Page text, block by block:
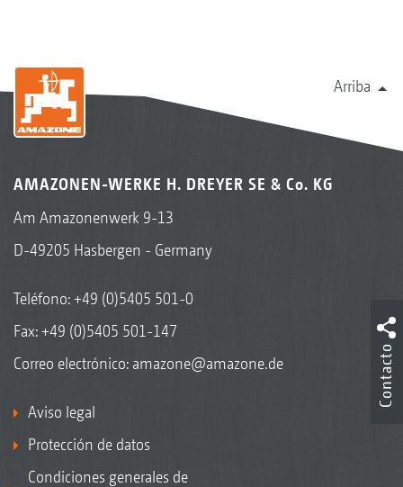
Arriba
AMAZONEN-WERKE H. DREYER SE & Co. KG
Am Amazonenwerk 9-13
D-49205 Hasbergen - Germany
Teléfono:+49 (0)5405 501-0
Fax: +49 (0)5405 501-147
Correo electrónico: amazone@amazone.de
Aviso legal
Protección de datos
Condiciones generales de
Contacto